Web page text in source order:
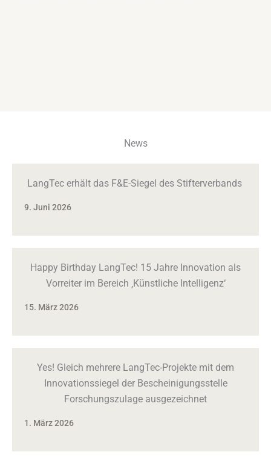
News
LangTec erhält das F&E-Siegel des Stifterverbands
9. Juni 2026
Happy Birthday LangTec! 15 Jahre Innovation als
Vorreiter im Bereich ‚Künstliche Intelligenz‘
15. März 2026
Yes! Gleich mehrere LangTec-Projekte mit dem
Innovationssiegel der Bescheinigungsstelle
Forschungszulage ausgezeichnet
1. März 2026